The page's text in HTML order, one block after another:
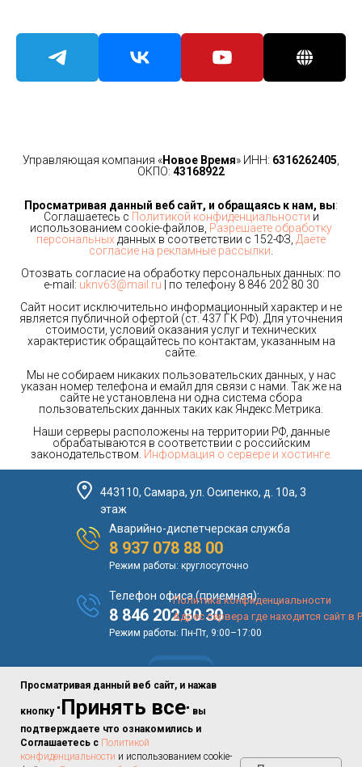
Управляющая компания «Новое Время» ИНН: 6316262405
ОКПО: 43168922
Просматривая данный веб сайт, и обращаясь к нам, вы:
Соглашаетесь с Политикой конфиденциальности и
использованием cookie-файлов, Разрешаете обработку
персональных данных в соответствии с 152-ФЗ, Даёте
согласие на рекламные рассылки
Отозвать согласие на обработку персональных данных: по
e-mail: uknv63@mail.ru | по телефону 8 846 202 80 30
Сайт носит исключительно информационный характер и не
является публичной офертой (ст. 437 ГК РФ). Для уточнения
стоимости, условий оказания услуг и технических
характеристик обращайтесь по контактам, указанным на
сайте.
Мы не собираем никаких пользовательских данных, у нас
указан номер телефона и емайл для связи с нами. Так же на
сайте не установлена ни одна система сбора
пользовательских данных таких как Яндекс.Метрика.
Наши серверы расположены на территории РФ, данные
обрабатываются в соответствии с российским
законодательством. Информация о сервере и хостинге.
Аварийно-диспетчерская служба
8 937 078 88 00
Режим работы: круглосуточно
Телефон офиса (приемная):
8 846 202 80 30
Режим работы: Пн-Пт, 9:00–17:00
443110, Самара, ул. Осипенко, д. 10а, 3
этаж
Политика конфиденциальности
Адрес сервера где находится сайт в
Просматривая данный веб сайт, и нажав
кнопку " Принять все" вы
подтверждаете что ознакомились и
Соглашаетесь с Политикой
конфиденциальности и использованием cookie-